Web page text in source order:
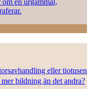
eller tiotusen
bildning än det andra?